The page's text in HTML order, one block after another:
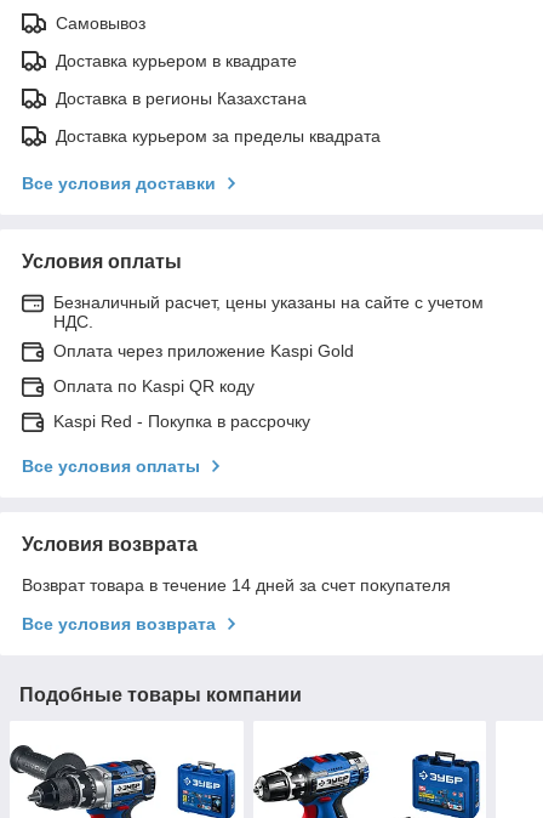
Самовывоз
Доставка курьером в квадрате
Доставка в регионы Казахстана
Доставка курьером за пределы квадрата
Все условия доставки
Условия оплаты
Безналичный расчет, цены указаны на сайте с учетом
НДС.
Оплата через приложение Kaspi Gold
Оплата по Kaspi QR коду
Kaspi Red - Покупка в рассрочку
Все условия оплаты
Условия возврата
Возврат товара в течение 14 дней за счет покупателя
Все условия возврата
Подобные товары компании